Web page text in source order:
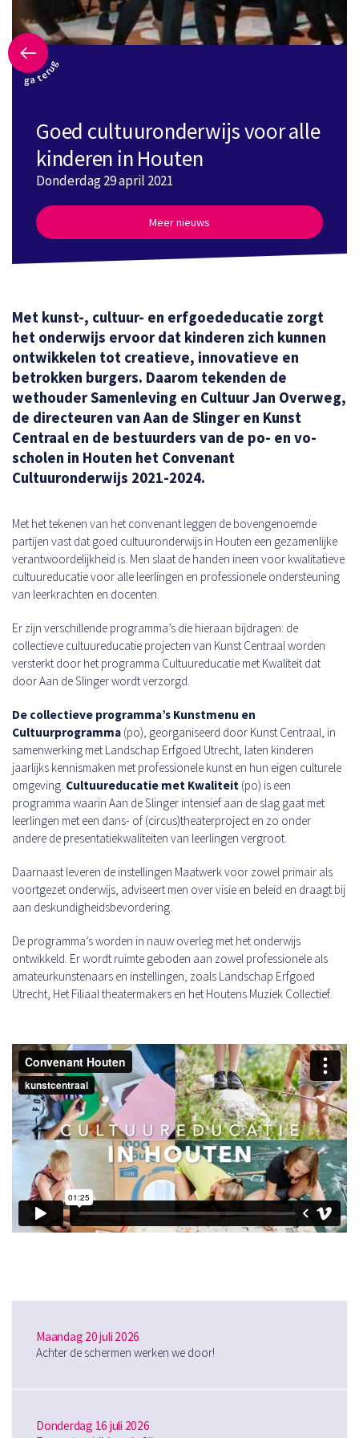
ga terug
Goed cultuuronderwijs voor alle
kinderen in Houten
Donderdag 29 april 2021
Meer nieuws
Met kunst-, cultuur- en erfgoededucatie zorgt
het onderwijs ervoor dat kinderen zich kunnen
ontwikkelen tot creatieve, innovatieve en
betrokken burgers. Daarom tekenden de
wethouder Samenleving en Cultuur Jan Overweg,
de directeuren van Aan de Slinger en Kunst
Centraal en de bestuurders van de po- en vo-
scholen in Houten het Convenant
Cultuuronderwijs 2021-2024.
Met het tekenen van het convenant leggen de bovengenoemde
partijen vast dat goed cultuuronderwijs in Houten een gezamenlijke
verantwoordelijkheid is. Men slaat de handen ineen voor kwalitatieve
cultuureducatie voor alle leerlingen en professionele ondersteuning
van leerkrachten en docenten.
Er zijn verschillende programma’s die hieraan bijdragen: de
collectieve cultuureducatie projecten van Kunst Centraal worden
versterkt door het programma Cultuureducatie met Kwaliteit dat
door Aan de Slinger wordt verzorgd.
De collectieve programma’s Kunstmenu en
Cultuurprogramma (po), georganiseerd door Kunst Centraal, in
samenwerking met Landschap Erfgoed Utrecht, laten kinderen
jaarlijks kennismaken met professionele kunst en hun eigen culturele
omgeving. Cultuureducatie met Kwaliteit (po) is een
programma waarin Aan de Slinger intensief aan de slag gaat met
leerlingen met een dans- of (circus)theaterproject en zo onder
andere de presentatiekwaliteiten van leerlingen vergroot.
Daarnaast leveren de instellingen Maatwerk voor zowel primair als
voortgezet onderwijs, adviseert men over visie en beleid en draagt bij
aan deskundigheidsbevordering.
De programma’s worden in nauw overleg met het onderwijs
ontwikkeld. Er wordt ruimte geboden aan zowel professionele als
amateurkunstenaars en instellingen, zoals Landschap Erfgoed
Utrecht, Het Filiaal theatermakers en het Houtens Muziek Collectief.
Maandag 20 juli 2026
Achter de schermen werken we door!
Donderdag 16 juli 2026